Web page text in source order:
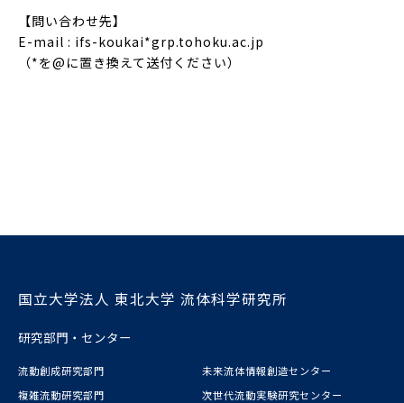
【問い合わせ先】
E-mail : ifs-koukai*grp.tohoku.ac.jp
（*を@に置き換えて送付ください）
国立大学法人 東北大学 流体科学研究所
研究部門・センター
流動創成研究部門
複雑流動研究部門
未来流体情報創造センター
次世代流動実験研究センター